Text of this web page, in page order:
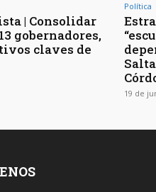
| Consolidar
gobernadores,
claves de
Política
19 de